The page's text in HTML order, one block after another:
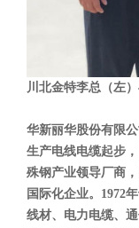
川北金特李总（左
华新丽华股份有限
生产电线电缆起步
殊钢产业领导厂商
国际化企业。1972
线材、电力电缆、